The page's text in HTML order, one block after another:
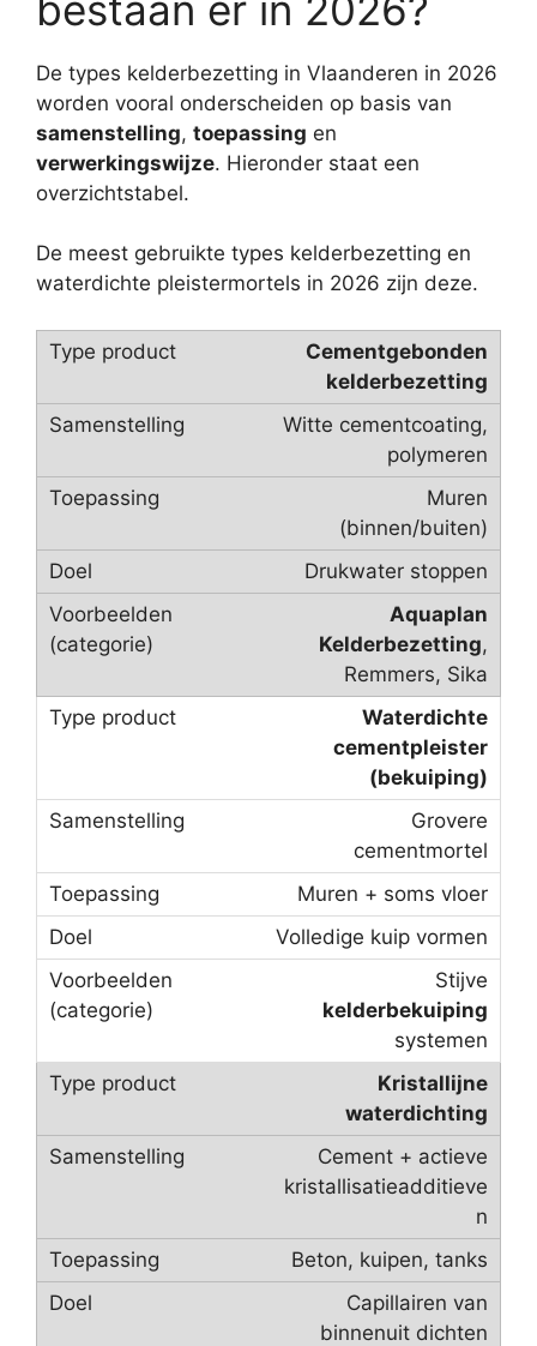
De types kelderbezetting in Vlaanderen in 2026
worden vooral onderscheiden op basis van
samenstelling, toepassing en
verwerkingswijze. Hieronder staat een
overzichtstabel.
De meest gebruikte types kelderbezetting en
waterdichte pleistermortels in 2026 zijn deze.
Cementgebonden
kelderbezetting
Witte cementcoating,
polymeren
Muren
(binnen/buiten)
Drukwater stoppen
Aquaplan
Kelderbezetting,
Remmers, Sika
Waterdichte
cementpleister
(bekuiping)
Grovere
cementmortel
Muren + soms vloer
Volledige kuip vormen
Stijve
kelderbekuiping
systemen
Kristallijne
waterdichting
Cement + actieve
kristallisatieadditieve
n
Beton, kuipen, tanks
Capillairen van
binnenuit dichten